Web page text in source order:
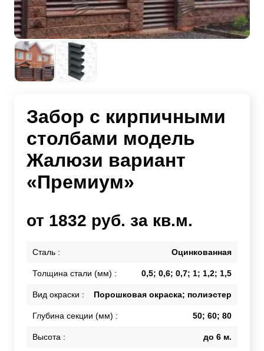
Забор с кирпичными
столбами модель
Жалюзи вариант
«Премиум»
от 1832 руб. за кв.м.
Сталь : Оцинкованная
Толщина стали (мм) : 0,5; 0,6; 0,7; 1; 1,2; 1,5
Вид окраски : Порошковая окраска; полиэстер
Глубина секции (мм) : 50; 60; 80
Высота : до 6 м.